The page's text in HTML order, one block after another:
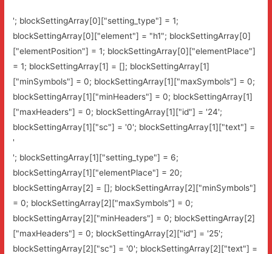
'; blockSettingArray[0]["setting_type"] = 1;
blockSettingArray[0]["element"] = "h1"; blockSettingArray[0]
["elementPosition"] = 1; blockSettingArray[0]["elementPlace"]
= 1; blockSettingArray[1] = []; blockSettingArray[1]
["minSymbols"] = 0; blockSettingArray[1]["maxSymbols"] = 0;
blockSettingArray[1]["minHeaders"] = 0; blockSettingArray[1]
["maxHeaders"] = 0; blockSettingArray[1]["id"] = '24';
blockSettingArray[1]["sc"] = '0'; blockSettingArray[1]["text"] =
'
'; blockSettingArray[1]["setting_type"] = 6;
blockSettingArray[1]["elementPlace"] = 20;
blockSettingArray[2] = []; blockSettingArray[2]["minSymbols"]
= 0; blockSettingArray[2]["maxSymbols"] = 0;
blockSettingArray[2]["minHeaders"] = 0; blockSettingArray[2]
["maxHeaders"] = 0; blockSettingArray[2]["id"] = '25';
blockSettingArray[2]["sc"] = '0'; blockSettingArray[2]["text"] =